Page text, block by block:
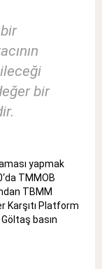
bir
yapmak
TMMOB
TBMM
Karşıtı Platform
basın